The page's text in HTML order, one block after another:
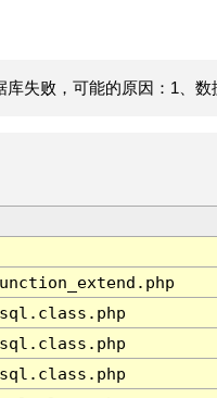
失败，可能的原因：1、数